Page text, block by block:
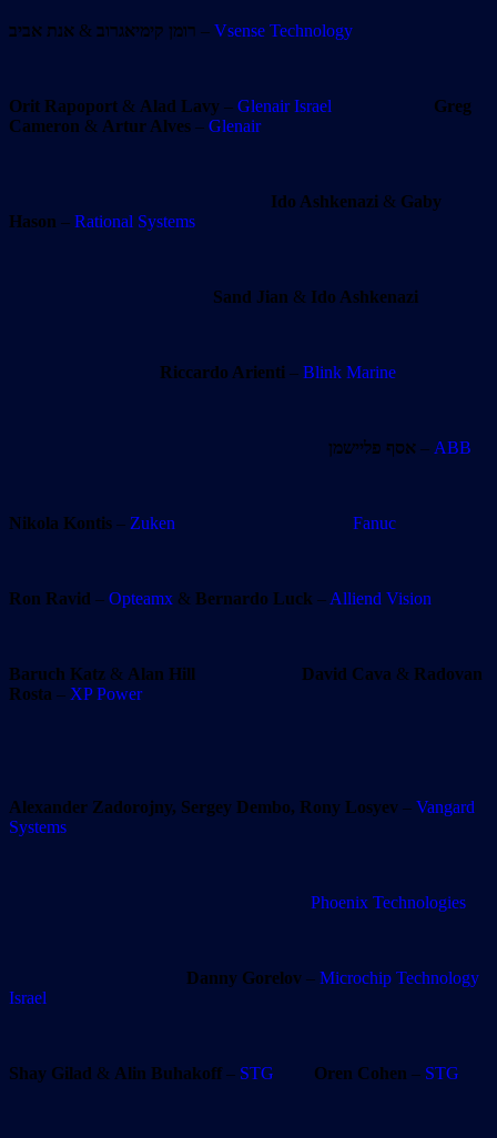
רומן קימיאגרוב & אנת אביב – Vsense Technology
Orit Rapoport & Alad Lavy – Glenair Israel
Greg
Cameron & Artur Alves – Glenair
Ido Ashkenazi & Gaby
Hason – Rational Systems
Sand Jian & Ido Ashkenazi
Riccardo Arienti – Blink Marine
אסף פליישמן – ABB
Nikola Kontis – Zuken Fanuc
Ron Ravid – Opteamx & Bernardo Luck – Alliend Vision
Baruch Katz & Alan Hill David Cava & Radovan
Rosta – XP Power
Alexander Zadorojny, Sergey Dembo, Rony Losyev – Vangard
Systems
Phoenix Technologies
Danny Gorelov – Microchip Technology
Israel
Shay Gilad & Alin Buhakoff – STG Oren Cohen – STG